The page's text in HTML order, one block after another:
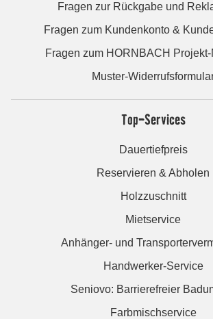
Fragen zur Rückgabe und
Fragen zum Kundenkonto &
Fragen zum HORNBACH
Muster-
Top-Services
Dauertiefpreis
Reservieren & Abholen
Holzzuschnitt
Mietservice
Anhänger- und
Handwerker-Service
Seniovo: Barrierefreier
Farbmischservice